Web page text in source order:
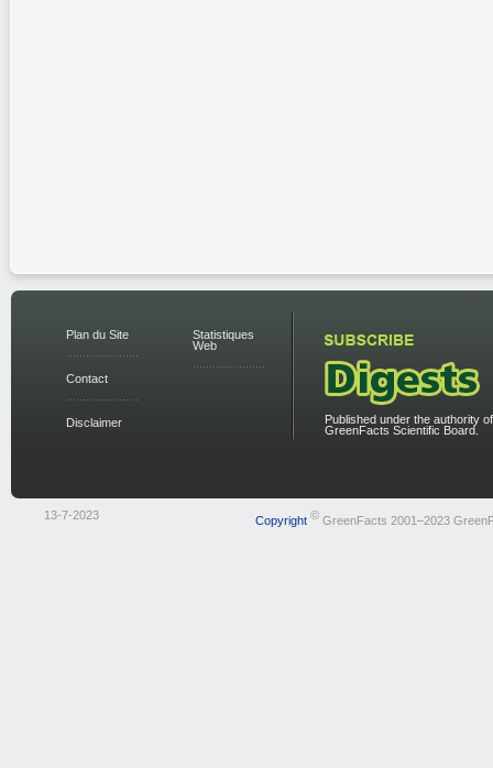
Plan du Site
Contact
Disclaimer
Statistiques
Web
Published under the authority
GreenFacts Scientific Board.
13-7-2023 Copyright ©GreenFacts 2001–2023